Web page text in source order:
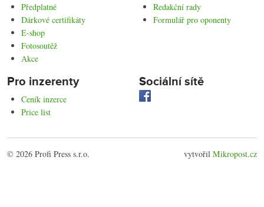
Předplatné
Dárkové certifikáty
E-shop
Fotosoutěž
Akce
Redakční rady
Formulář pro oponenty
Pro inzerenty
Ceník inzerce
Price list
Sociální sítě
© 2026 Profi Press s.r.o. vytvořil Mikropost.cz